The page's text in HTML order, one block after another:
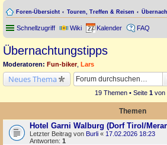
Foren-Übersicht Touren, Treffen & Reisen
Schnellzugriff Wiki Kalender FAQ
Übernachtungstipps
Moderatoren: Fun-biker, Lars
Neues Thema
19 Themen • Seite 1 von
Themen
Hotel Garni Walburg (Dorf Tirol/
Letzter Beitrag von Burli « 17.02.2026 18:23
Antworten: 1